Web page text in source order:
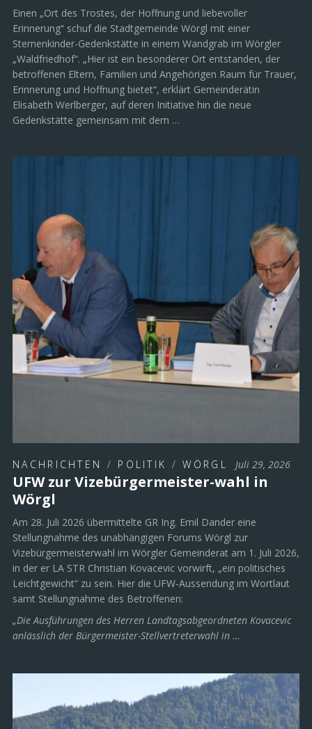
Einen „Ort des Trostes, der Hoffnung und liebevoller
Erinnerung“ schuf die Stadtgemeinde Wörgl mit einer
Sternenkinder-Gedenkstätte in einem Wandgrab im Wörgler
„Waldfriedhof“. „Hier ist ein besonderer Ort entstanden, der
betroffenen Eltern, Familien und Angehörigen Raum für Trauer,
Erinnerung und Hoffnung bietet“, erklärt Gemeinderätin
Elisabeth Werlberger, auf deren Initiative hin die neue
Gedenkstätte gemeinsam mit dem …
NACHRICHTEN / POLITIK /WÖRGL Juli 29, 2026
UFW zur Vizebürgermeister-wahl in
Wörgl
Am 28. Juli 2026 übermittelte GR Ing. Emil Dander eine
Stellungnahme des unabhängigen Forums Wörgl zur
Vizebürgermeisterwahl im Wörgler Gemeinderat am 1. Juli 2026,
in der er LA STR Christian Kovacevic vorwirft, „ein politisches
Leichtgewicht“ zu sein. Hier die UFW-Aussendung im Wortlaut
samt Stellungnahme des Betroffenen:
„Die Ausführungen des Herren Landtagsabgeordneten Kovacevic
anlässlich der Bürgermeister-Stellvertreterwahl in …